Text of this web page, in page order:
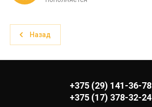
Назад
+375 (29) 141-36-78
+375 (17) 378-32-24